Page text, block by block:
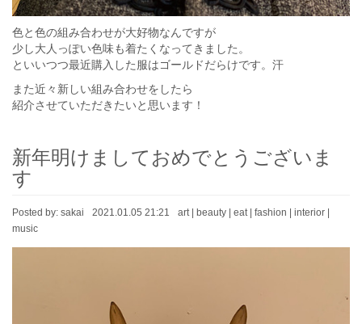
色と色の組み合わせが大好物なんですが
少し大人っぽい色味も着たくなってきました。
といいつつ最近購入した服はゴールドだらけです。汗
また近々新しい組み合わせをしたら
紹介させていただきたいと思います！
新年明けましておめでとうございま
す
Posted by: sakai 2021.01.05 21:21 art| beauty| eat| fashion | interior|
music